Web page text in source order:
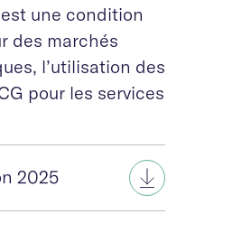
une condition
des marchés
l’utilisation des
pour les services
2025